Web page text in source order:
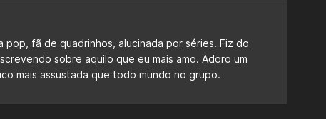
pop, fã de quadrinhos, alucinada por séries. Fiz do
sobre aquilo que eu mais amo. Adoro um
mais assustada que todo mundo no grupo.